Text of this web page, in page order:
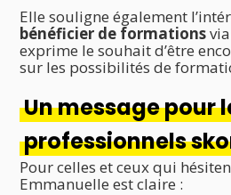
Elle souligne également
bénéficier de formations
exprime le souhait d’être
sur les possibilités de
Un message pour
professionnels
Pour celles et ceux qui
Emmanuelle est claire :